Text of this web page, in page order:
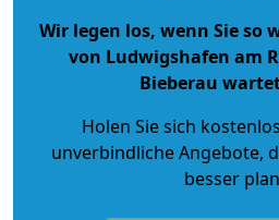
Wir legen los, wenn Sie so
von Ludwigshafen am
Bieberau
Holen Sie sich
unverbindliche Angebote,
besser